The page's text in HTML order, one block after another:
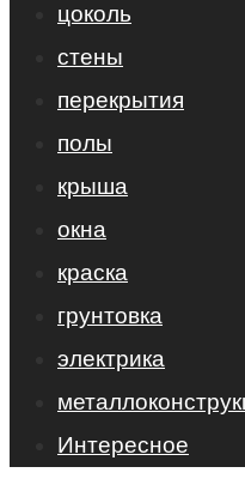
цоколь
стены
перекрытия
полы
крыша
окна
краска
грунтовка
электрика
Интересное